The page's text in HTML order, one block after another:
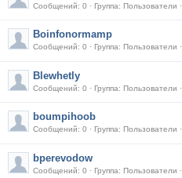
Сообщений: 0 · Группа: Пользователи ·
Boinfonormamp
Сообщений: 0 · Группа: Пользователи ·
Blewhetly
Сообщений: 0 · Группа: Пользователи ·
boumpihoob
Сообщений: 0 · Группа: Пользователи ·
bperevodow
Сообщений: 0 · Группа: Пользователи ·